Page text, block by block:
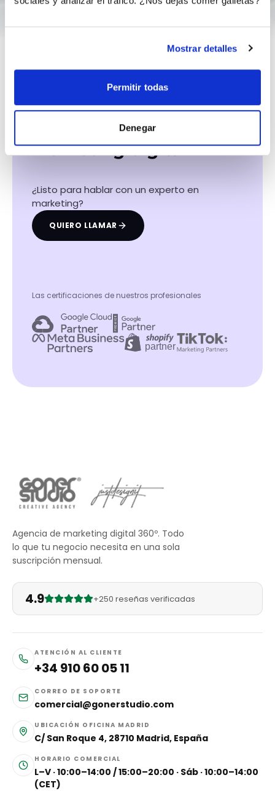
Mostrar detalles
Permitir todas
Denegar
Hacemos que tu
negocio crezca con el
marketing digital
¿Listo para hablar con un experto en
marketing?
QUIERO LLAMAR
Las certificaciones de nuestros profesionales
Agencia de marketing digital 360º. Todo
lo que tu negocio necesita en una sola
suscripción mensual.
4.9 +250 reseñas verificadas
ATENCIÓN AL CLIENTE
+34 910 60 05 11
CORREO DE SOPORTE
comercial@gonerstudio.com
UBICACIÓN OFICINA MADRID
C/ San Roque 4, 28710 Madrid, España
HORARIO COMERCIAL
L–V · 10:00–14:00 / 15:00–20:00 · Sáb · 10:00–14:00
(CET)